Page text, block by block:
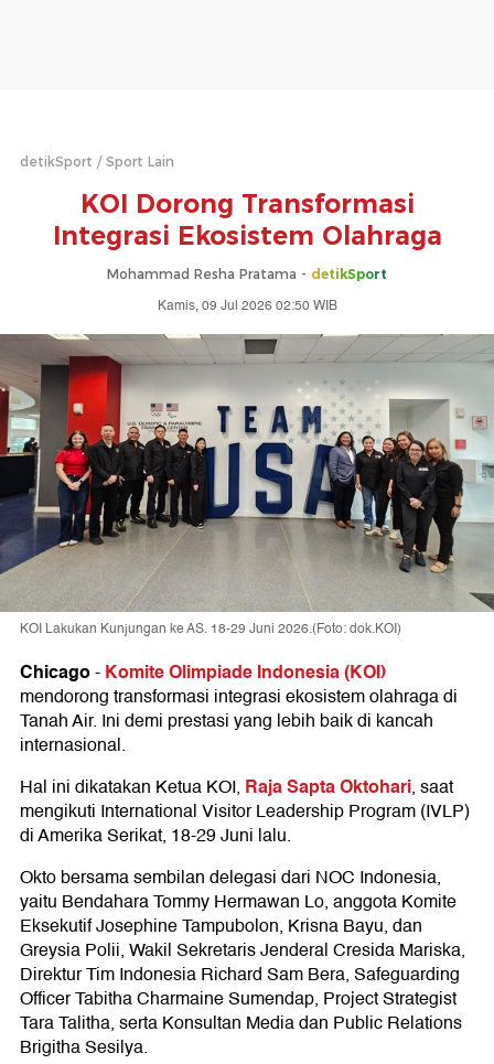
detikSport Sport Lain
KOI Dorong Transformasi
Integrasi Ekosistem Olahraga
Mohammad Resha Pratama - detikSport
Kamis, 09 Jul 2026 02:50 WIB
KOI Lakukan Kunjungan ke AS. 18-29 Juni 2026.(Foto: dok.KOI)
Chicago-Komite Olimpiade Indonesia (KOI)
mendorong transformasi integrasi ekosistem olahraga di
Tanah Air. Ini demi prestasi yang lebih baik di kancah
internasional.
Hal ini dikatakan Ketua KOI, Raja Sapta Oktohari, saat
mengikuti International Visitor Leadership Program (IVLP)
di Amerika Serikat, 18-29 Juni lalu.
Okto bersama sembilan delegasi dari NOC Indonesia,
yaitu Bendahara Tommy Hermawan Lo, anggota Komite
Eksekutif Josephine Tampubolon, Krisna Bayu, dan
Greysia Polii, Wakil Sekretaris Jenderal Cresida Mariska,
Direktur Tim Indonesia Richard Sam Bera, Safeguarding
Officer Tabitha Charmaine Sumendap, Project Strategist
Tara Talitha, serta Konsultan Media dan Public Relations
Brigitha Sesilya.